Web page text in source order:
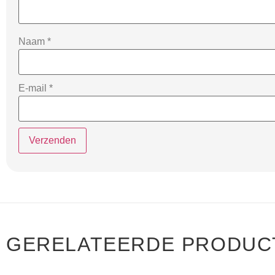
Naam *
E-mail *
GERELATEERDE